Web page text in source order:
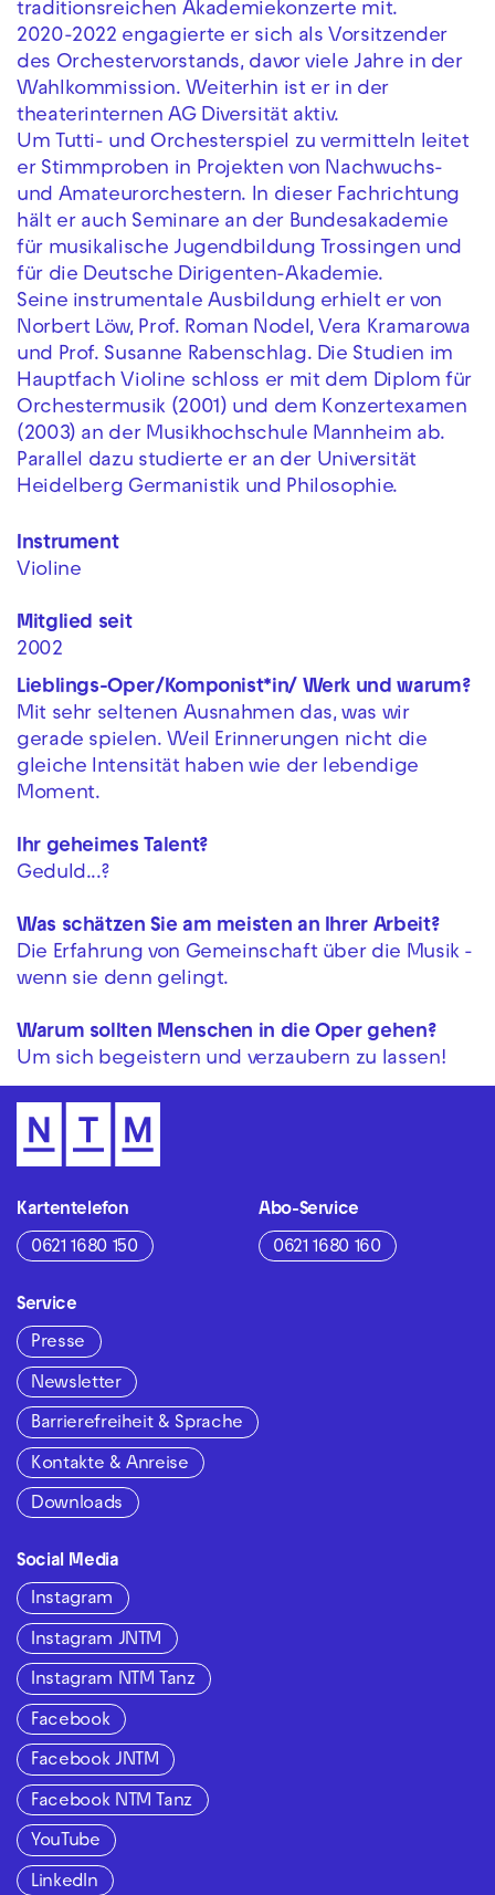
traditionsreichen Akademiekonzerte mit.
‪2020-2022 engagierte er sich als Vorsitzender
des Orchestervorstands, davor viele Jahre in der
Wahlkommission. Weiterhin ist er in der
theaterinternen AG Diversität aktiv.
Um Tutti- und Orchesterspiel zu vermitteln leitet
er Stimmproben in Projekten von Nachwuchs-
und Amateurorchestern. In dieser Fachrichtung
hält er auch Seminare an der Bundesakademie
für musikalische Jugendbildung Trossingen und
für die Deutsche Dirigenten-Akademie.
Seine instrumentale Ausbildung erhielt er von
Norbert Löw, Prof. Roman Nodel, Vera Kramarowa
und Prof. Susanne Rabenschlag. Die Studien im
Hauptfach Violine schloss er mit dem Diplom für
Orchestermusik (2001) und dem Konzertexamen
(2003) an der Musikhochschule Mannheim ab.
Parallel dazu studierte er an der Universität
Heidelberg Germanistik und Philosophie.
Instrument
Violine
Mitglied seit
2002
Lieblings-Oper/Komponist*in/ Werk und warum?
Mit sehr seltenen Ausnahmen das, was wir
gerade spielen. Weil Erinnerungen nicht die
gleiche Intensität haben wie der lebendige
Moment.
Ihr geheimes Talent?
Geduld...?
Was schätzen Sie am meisten an Ihrer Arbeit?
Die Erfahrung von Gemeinschaft über die Musik -
wenn sie denn gelingt.
Warum sollten Menschen in die Oper gehen?
Um sich begeistern und verzaubern zu lassen!
Kartentelefon
0621 1680 150
Abo-Service
0621 1680 160
Service
Presse
Newsletter
Barrierefreiheit & Sprache
Kontakte & Anreise
Downloads
Social Media
Instagram
Instagram JNTM
Instagram NTM Tanz
Facebook
Facebook JNTM
Facebook NTM Tanz
YouTube
LinkedIn